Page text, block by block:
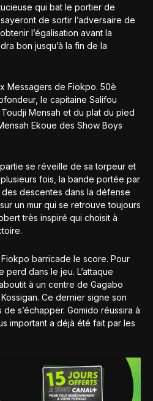
qui bat le portier de
de sortir l’adversaire de
l’égalisation avant la
bon jusqu’à la fin de la
Messagers de Fiokpo. 50è
le capitaine Salifou
Mensah et du plat du pied
Ekoue des Show Boys
se réveille de sa torpeur et
fois, la bande portée par
descentes dans la défense
un mur qui se retrouve toujours
très inspiré qui choisit à
barricade le score. Pour
perd dans le jeu. L’attaque
à un centre de Gagabo
Ce dernier signe son
s’échapper. Gomido réussira à
important a déjà été fait par les